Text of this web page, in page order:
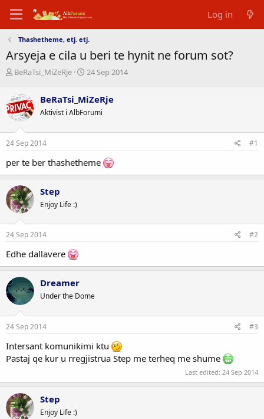
Log in
Thashetheme, etj. etj.
Arsyeja e cila u beri te hynit ne forum sot?
T
r
e
a
d
s
t
r
t
e
r
BeRaTsi_MiZeRje
D
a
e
i
i
m
24 Sep 2014
BeRaTsi_MiZeRje
Aktivist i AlbForumi
24 Sep 2014 #1
per te ber thashetheme
Step
Enjoy Life :)
24 Sep 2014 #2
Edhe dallavere
Dreamer
Under the Dome
24 Sep 2014 #3
Intersant komunikimi ktu
Pastaj qe kur u rregjistrua Step me terheq me shume
Last edited: 24 Sep 2014
Step
Enjoy Life :)